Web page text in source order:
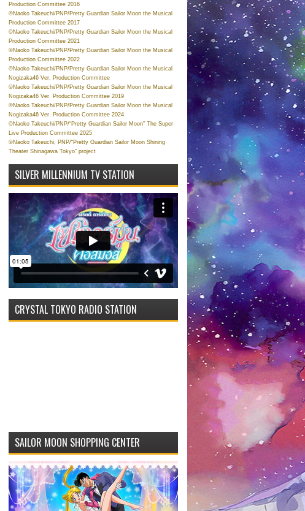
Production Committee 2016
©Naoko Takeuchi/PNP/Pretty Guardian Sailor Moon the Musical
Production Committee 2017
©Naoko Takeuchi/PNP/Pretty Guardian Sailor Moon the Musical
Production Committee 2021
©Naoko Takeuchi/PNP/Pretty Guardian Sailor Moon the Musical
Production Committee 2022
©Naoko Takeuchi/PNP/Pretty Guardian Sailor Moon the Musical
Nogizaka46 Ver. Production Committee
©Naoko Takeuchi/PNP/Pretty Guardian Sailor Moon the Musical
Nogizaka46 Ver. Production Committee 2019
©Naoko Takeuchi/PNP/Pretty Guardian Sailor Moon the Musical
Nogizaka46 Ver. Production Committee 2024
©Naoko Takeuchi/PNP/“Pretty Guardian Sailor Moon” The Super
Live Production Committee 2025
©Naoko Takeuchi, PNP/“Pretty Guardian Sailor Moon Shining
Theater Shinagawa Tokyo” project
SILVER MILLENNIUM TV STATION
CRYSTAL TOKYO RADIO STATION
SAILOR MOON SHOPPING CENTER